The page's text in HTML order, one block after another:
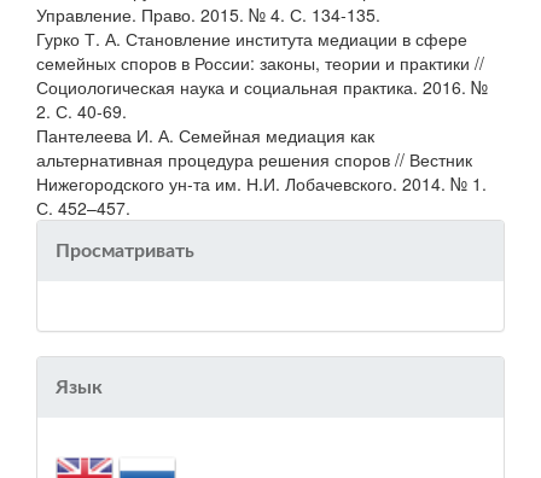
Управление. Право. 2015. № 4. С. 134-135.
Гурко Т. А. Становление института медиации в сфере
семейных споров в России: законы, теории и практики //
Социологическая наука и социальная практика. 2016. №
2. С. 40-69.
Пантелеева И. А. Семейная медиация как
альтернативная процедура решения споров // Вестник
Нижегородского ун-та им. Н.И. Лобачевского. 2014. № 1.
С. 452–457.
Просматривать
Язык